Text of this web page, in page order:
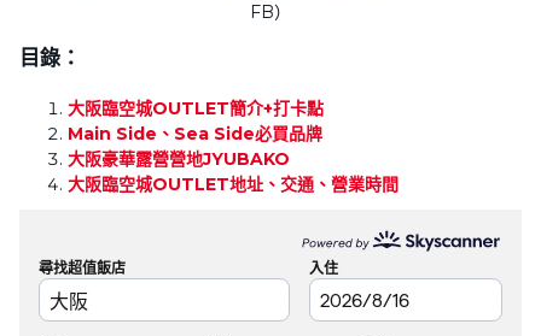
FB）
目錄：
大阪臨空城OUTLET簡介+打卡點
Main Side、Sea Side必買品牌
大阪豪華露營營地JYUBAKO
大阪臨空城OUTLET地址、交通、營業時間